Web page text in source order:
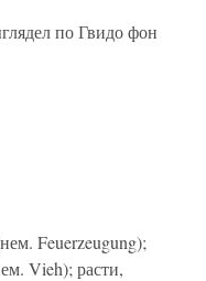
по Гвидо фон
Feuerzeugung);
Vieh); расти,